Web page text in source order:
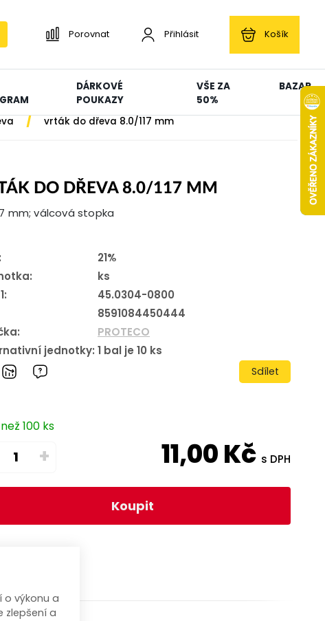
Porovnat Přihlásit Košík
DÁRKOVÉ
POUKAZY
VŠE ZA
50%
BAZAR
/ vrták do dřeva 8.0/117 mm
DO DŘEVA 8.0/117 MM
mm; válcová stopka
21%
ks
45.0304-0800
8591084450444
PROTECO
jednotky: 1 bal je 10 ks
Sdílet
100 ks
+ 11,00Kč s DPH
Koupit
o výkonu a
zlepšení a